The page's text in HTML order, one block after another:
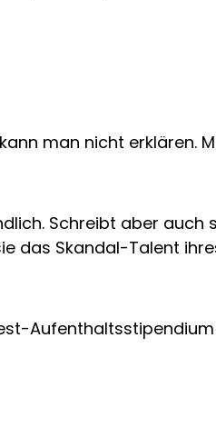
man nicht erklären.
Schreibt aber auch
das Skandal-Talent